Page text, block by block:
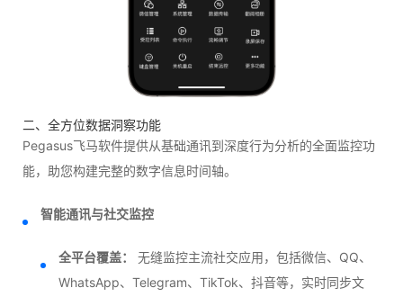
二、全方位数据洞察功能
Pegasus飞马软件提供从基础通讯到深度行为分析的全面监控功
能，助您构建完整的数字信息时间轴。
智能通讯与社交监控
全平台覆盖：
无缝监控主流社交应用，包括微信、QQ、
WhatsApp、Telegram、TikTok、抖音等，实时同步文